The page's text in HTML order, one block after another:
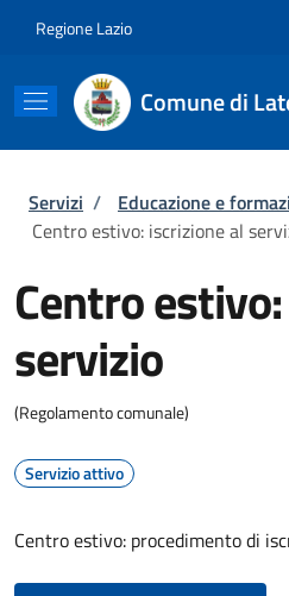
Regione Lazio
Comune di
Briciole di pane
Servizi / Educazione e
Centro estivo: iscrizione al
Centro
servizio
(Regolamento comunale)
Servizio attivo
Centro estivo: procedimento di